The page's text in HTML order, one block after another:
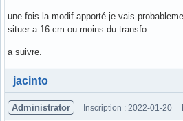
une fois la modif apporté je vais
situer a 16 cm ou moins du transfo.
a suivre.
Hors ligne
jacinto
Administrator Inscription : 2022-01-20